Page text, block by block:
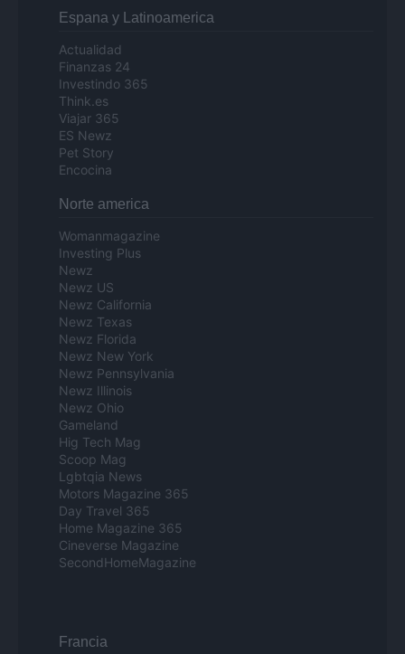
Espana y Latinoamerica
Actualidad
Finanzas 24
Investindo 365
Think.es
Viajar 365
ES Newz
Pet Story
Encocina
Norte america
Womanmagazine
Investing Plus
Newz
Newz US
Newz California
Newz Texas
Newz Florida
Newz New York
Newz Pennsylvania
Newz Illinois
Newz Ohio
Gameland
Hig Tech Mag
Scoop Mag
Lgbtqia News
Motors Magazine 365
Day Travel 365
Home Magazine 365
Cineverse Magazine
SecondHomeMagazine
Francia